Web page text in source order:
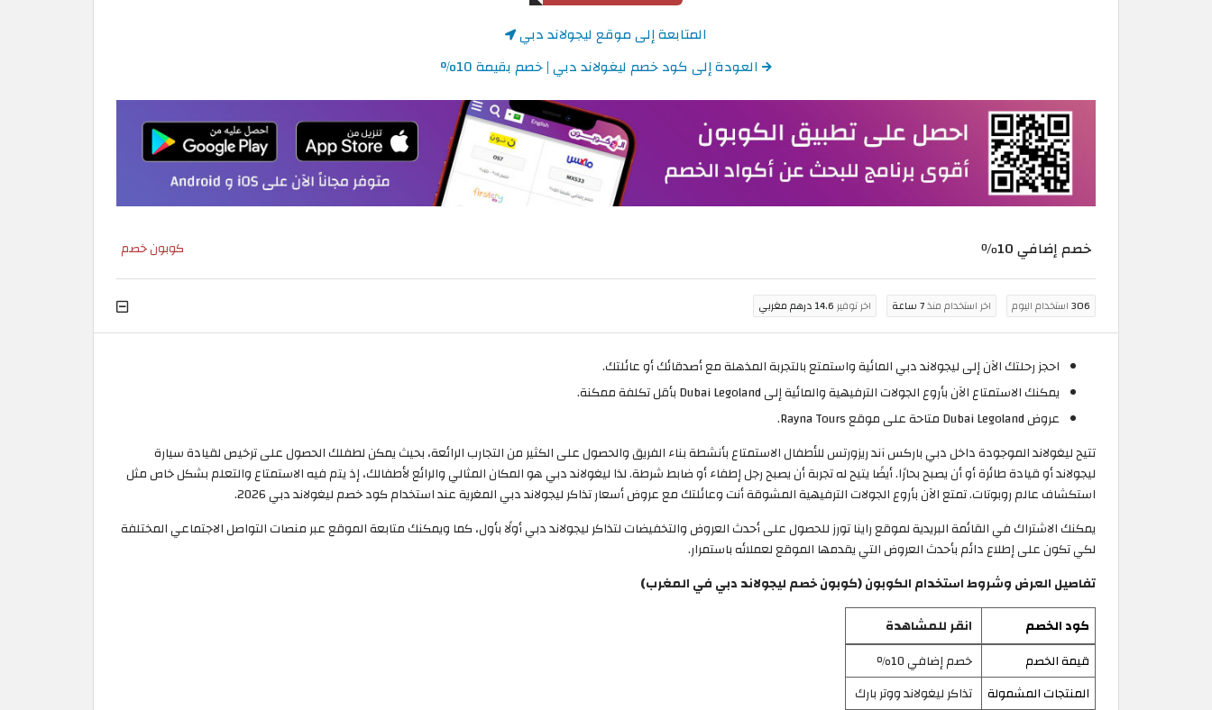
المتابعة إلى موقع ليجولاند دبي
العودة إلى كود خصم ليغولاند دبي | خصم بقيمة 10%
خصم إضافي 10٪ كوبون خصم
306استخدام اليوم اخر استخدام منذ7 ساعة اخر توفير14.6 درهم مغربي
احجز رحلتك الآن إلى ليجولاند دبي المائية واستمتع بالتجربة المذهلة مع أصدقائك أو عائلتك.
يمكنك الاستمتاع الآن بأروع الجولات الترفيهية والمائية إلى Dubai Legoland بأقل تكلفة ممكنة.
عروض Dubai Legoland متاحة على موقع Rayna Tours.
تتيح ليغولاند الموجودة داخل دبي باركس آند ريزورتس للأطفال الاستمتاع بأنشطة بناء الفريق والحصول على الكثير من التجارب الرائعة، بحيث يمكن لطفلك الحصول على ترخيص لقيادة سيارة
ليجولاند أو قيادة طائرة أو أن يصبح بحارًا. أيضًا يتيح له تجربة أن يصبح رجل إطفاء أو ضابط شرطة. لذا ليغولاند دبي هو المكان المثالي والرائع لأطفالك، إذ يتم فيه الاستمتاع والتعلم بشكل خاص مثل
استكشاف عالم روبوتات. تمتع الآن بأروع الجولات الترفيهية المشوقة أنت وعائلتك مع عروض أسعار تذاكر ليجولاند دبي المغرية عند استخدام كود خصم ليغولاند دبي 2026.
يمكنك الاشتراك في القائمة البريدية لموقع راينا تورز للحصول على أحدث العروض والتخفيضات لتذاكر ليجولاند دبي أولًا بأول، كما ويمكنك متابعة الموقع عبر منصات التواصل الاجتماعي المختلفة
لكي تكون على إطلاع دائم بأحدث العروض التي يقدمها الموقع لعملائه باستمرار. ​
تفاصيل العرض وشروط استخدام الكوبون (كوبون خصم ليجولاند دبي في المغرب)
كود الخصم
انقر للمشاهدة
قيمة الخصم
خصم إضافي 10٪
المنتجات المشمولة
تذاكر ليغولاند ووتر بارك